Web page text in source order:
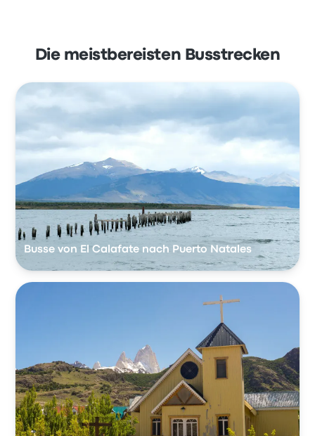
Die meistbereisten Busstrecken
Busse von El Calafate nach Puerto Natales